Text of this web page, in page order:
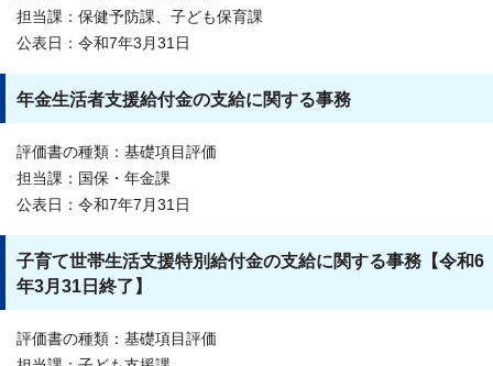
担当課：保健予防課、子ども保育課
公表日：令和7年3月31日
年金生活者支援給付金の支給に関する事務
評価書の種類：基礎項目評価
担当課：国保・年金課
公表日：令和7年7月31日
子育て世帯生活支援特別給付金の支給に関する事務【令和6
年3月31日終了】
評価書の種類：基礎項目評価